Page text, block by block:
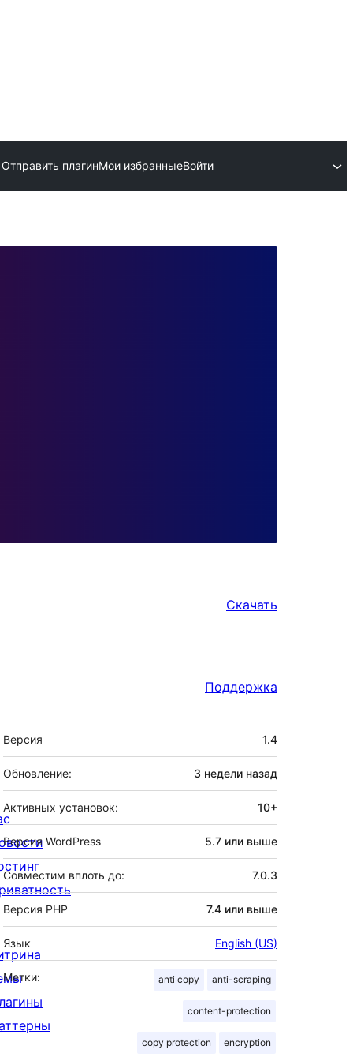
Отправить плагинМои избранныеВойти
Скачать
Поддержка
Мета
Версия 1.4
Обновление: 3 недели назад
Активных установок: 10+
Версия WordPress 5.7 или выше
Совместим вплоть до: 7.0.3
Версия PHP 7.4 или выше
Язык English (US)
Метки: anti copy anti-scraping
content-protection
copy protection encryption